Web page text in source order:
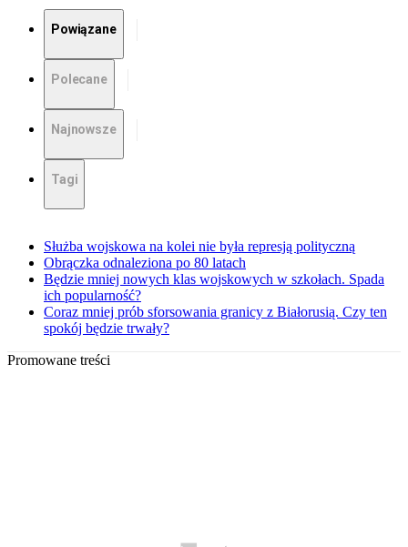
Powiązane
Polecane
Najnowsze
Tagi
Służba wojskowa na kolei nie była represją polityczną
Obrączka odnaleziona po 80 latach
Będzie mniej nowych klas wojskowych w szkołach. Spada
ich popularność?
Coraz mniej prób sforsowania granicy z Białorusią. Czy ten
spokój będzie trwały?
Promowane treści